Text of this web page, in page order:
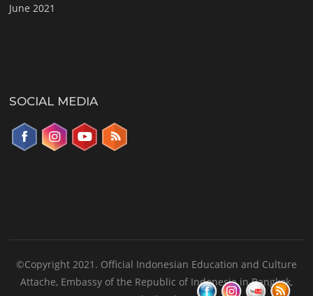
June 2021
SOCIAL MEDIA
©Copyright 2021. Official Indonesian Education and Culture
Attache, Embassy of the Republic of Indonesia in Bangkok,